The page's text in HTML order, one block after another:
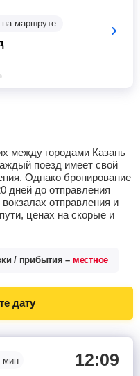
на маршруте
между городами Казань
поезд имеет свой
Однако бронирование
дней до отправления
отправления и
ценах на скорые и
/ прибытия – местное
дату
мин 12:09